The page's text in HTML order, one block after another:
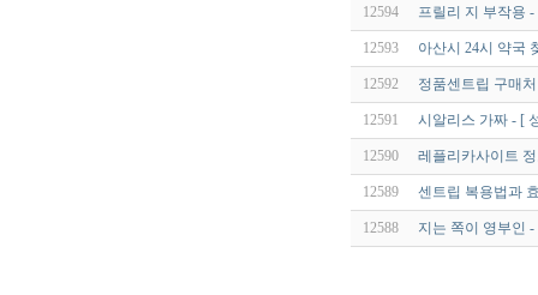
12594 프릴리 지 부작용
12593 아산시 24시 약국
12592 정품센트립 구매
12591 시알리스 가짜 - [
12590 레플리카사이트
12589 센트립 복용법과
12588 지는 쪽이 영부인